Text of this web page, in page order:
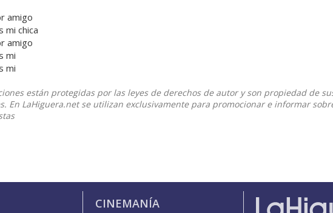
amigo
mi chica
amigo
mi
mi
están protegidas por las leyes de derechos de autor y son propiedad de
En LaHiguera.net se utilizan exclusivamente para promocionar e informar
CINEMANÍA